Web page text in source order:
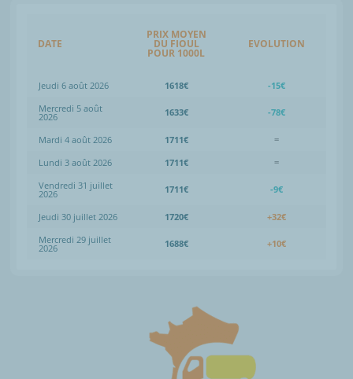
DATE
PRIX MOYEN
DU FIOUL
POUR 1000L
EVOLUTION
Jeudi 6 août 2026 1618€
-15€
Mercredi 5 août
2026 1633€ -78€
Mardi 4 août 2026 1711€
=
Lundi 3 août 2026
1711€
=
Vendredi 31 juillet
2026 1711€ -9€
Jeudi 30 juillet 2026 1720€
+32€
Mercredi 29 juillet
2026 1688€ +10€